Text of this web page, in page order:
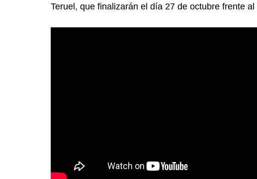
Teruel, que finalizarán el día 27 de octubre frente